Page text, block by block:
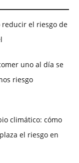
reducir el riesgo de
uno al día se
riesgo
climático: cómo
el riesgo en